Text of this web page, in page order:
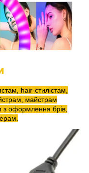
hair-стилістам,
майстрам
з оформлення брів,